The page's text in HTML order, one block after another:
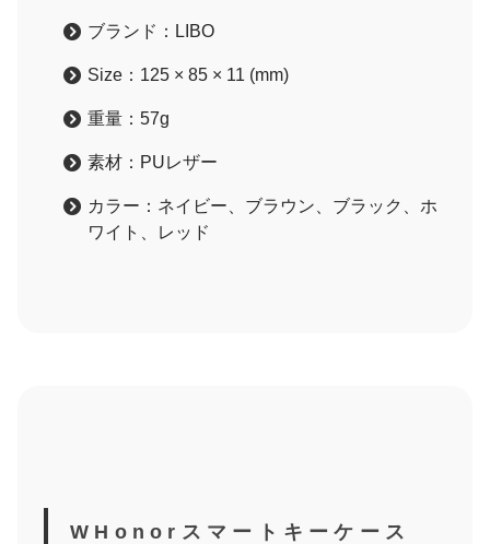
ブランド：‎LIBO
Size：125 × 85 × 11 (mm)
重量：57g
素材：PUレザー
カラー：ネイビー、ブラウン、ブラック、ホ
ワイト、レッド
WHonorスマートキーケース